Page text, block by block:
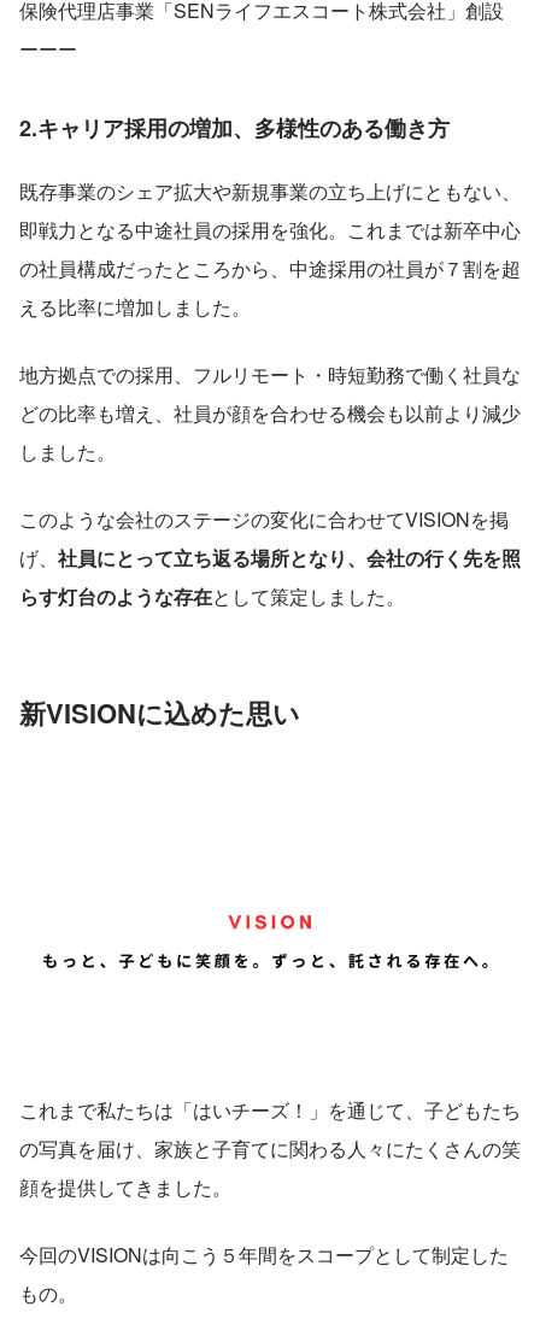
保険代理店事業「SENライフエスコート株式会社」創設
ーーー
2.キャリア採用の増加、多様性のある働き方
既存事業のシェア拡大や新規事業の立ち上げにともない、
即戦力となる中途社員の採用を強化。これまでは新卒中心
の社員構成だったところから、中途採用の社員が７割を超
える比率に増加しました。
地方拠点での採用、フルリモート・時短勤務で働く社員な
どの比率も増え、社員が顔を合わせる機会も以前より減少
しました。
このような会社のステージの変化に合わせてVISIONを掲
げ、 社員にとって立ち返る場所となり、会社の行く先を照
らす灯台のような存在として策定しました。
新VISIONに込めた思い
これまで私たちは「はいチーズ！」を通じて、子どもたち
の写真を届け、家族と子育てに関わる人々にたくさんの笑
顔を提供してきました。
今回のVISIONは向こう５年間をスコープとして制定した
もの。